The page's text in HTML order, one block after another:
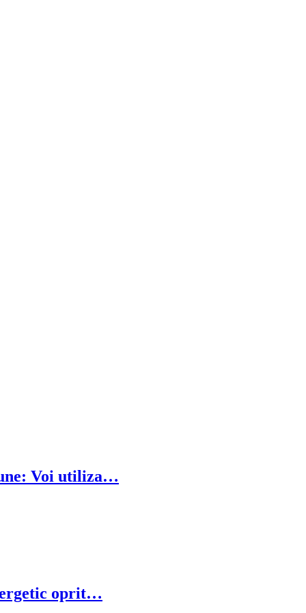
Voi utiliza…
oprit…